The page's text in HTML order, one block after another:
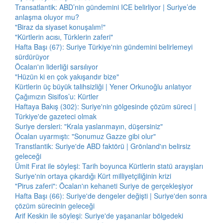
Transatlantik: ABD’nin gündemini ICE belirliyor | Suriye’de
anlaşma oluyor mu?
"Biraz da siyaset konuşalım!"
"Kürtlerin acısı, Türklerin zaferi"
Hafta Başı (67): Suriye Türkiye'nin gündemini belirlemeyi
sürdürüyor
Öcalan'ın liderliği sarsılıyor
"Hüzün ki en çok yakışandır bize"
Kürtlerin üç büyük talihsizliği | Yener Orkunoğlu anlatıyor
Çağımızın Sisifos’u: Kürtler
Haftaya Bakış (302): Suriye'nin gölgesinde çözüm süreci |
Türkiye'de gazeteci olmak
Suriye dersleri: "Krala yaslanmayın, düşersiniz"
Öcalan uyarmıştı: "Sonumuz Gazze gibi olur"
Transtlantik: Suriye'de ABD faktörü | Grönland'ın belirsiz
geleceği
Ümit Fırat ile söyleşi: Tarih boyunca Kürtlerin statü arayışları
Suriye'nin ortaya çıkardığı Kürt milliyetçiliğinin krizi
"Pirus zaferi": Öcalan'ın kehaneti Suriye de gerçekleşiyor
Hafta Başı (66): Suriye'de dengeler değişti | Suriye'den sonra
çözüm sürecinin geleceği
Arif Keskin ile söyleşi: Suriye'de yaşananlar bölgedeki